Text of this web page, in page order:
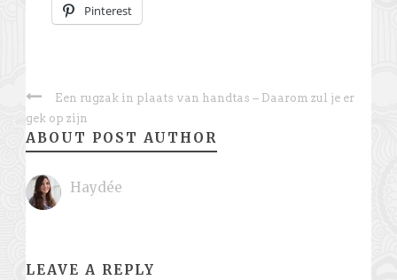
Pinterest
Een rugzak in plaats van handtas – Daarom zul je er
gek op zijn
ABOUT POST AUTHOR
Haydée
LEAVE A REPLY